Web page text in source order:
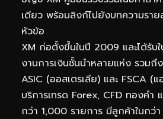
เดียว พร้อมลิงก์ไปยังบทความราย
หัวข้อ
XM ก่อตั้งขึ้นในปี 2009 และได้รั
งานการเงินชั้นนำหลายแห่ง รวมถึ
ASIC (ออสเตรเลีย) และ FSCA (
บริการเทรด Forex, CFD ทองคำ
กว่า 1,000 รายการ มีลูกค้าในกว่า